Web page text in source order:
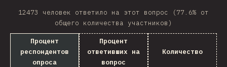
12473 человек ответило на этот вопрос (77.6% от
общего количества участников)
Процент
респондентов
опроса
Процент
ответивших на
вопрос
Количество